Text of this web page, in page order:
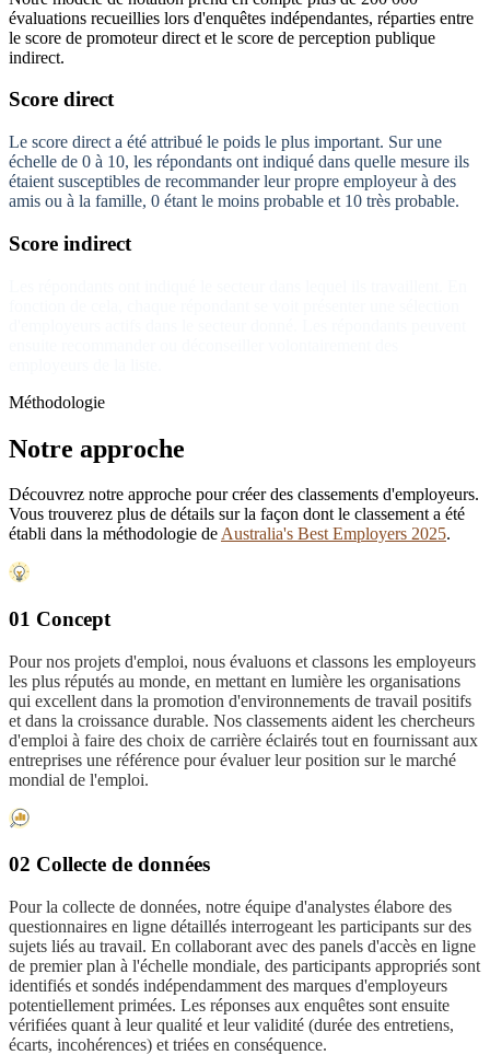
évaluations recueillies lors d'enquêtes indépendantes, réparties entre
le score de promoteur direct et le score de perception publique
indirect.
Score direct
Le score direct a été attribué le poids le plus important. Sur une
échelle de 0 à 10, les répondants ont indiqué dans quelle mesure ils
étaient susceptibles de recommander leur propre employeur à des
amis ou à la famille, 0 étant le moins probable et 10 très probable.
Score indirect
Méthodologie
Notre approche
Découvrez notre approche pour créer des classements d'employeurs.
Vous trouverez plus de détails sur la façon dont le classement a été
établi dans la méthodologie deAustralia's Best Employers 2025.
01 Concept
Pour nos projets d'emploi, nous évaluons et classons les employeurs
les plus réputés au monde, en mettant en lumière les organisations
qui excellent dans la promotion d'environnements de travail positifs
et dans la croissance durable. Nos classements aident les chercheurs
d'emploi à faire des choix de carrière éclairés tout en fournissant aux
entreprises une référence pour évaluer leur position sur le marché
mondial de l'emploi.
02 Collecte de données
Pour la collecte de données, notre équipe d'analystes élabore des
questionnaires en ligne détaillés interrogeant les participants sur des
sujets liés au travail. En collaborant avec des panels d'accès en ligne
de premier plan à l'échelle mondiale, des participants appropriés sont
identifiés et sondés indépendamment des marques d'employeurs
potentiellement primées. Les réponses aux enquêtes sont ensuite
vérifiées quant à leur qualité et leur validité (durée des entretiens,
écarts, incohérences) et triées en conséquence.